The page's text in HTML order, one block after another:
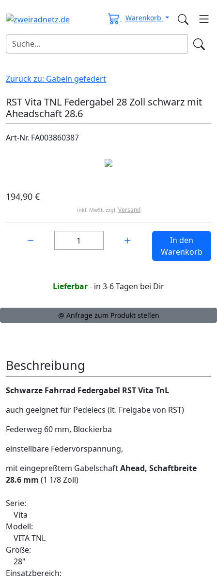
Warenkorb
Zurück zu: Gabeln gefedert
RST Vita TNL Federgabel 28 Zoll schwarz mit
Aheadschaft 28.6
Art-Nr. FA003860387
194,90 €
inkl. MwSt. zzgl. Versand
In den
Warenkorb
Lieferbar- in 3-6 Tagen bei Dir
@ Anfrage zum Produkt stellen
Beschreibung
Schwarze Fahrrad Federgabel RST Vita TnL
auch geeignet für Pedelecs (lt. Freigabe von RST)
Federweg 60 mm, Blockierba
einstellbare Federvorspannung,
mit eingepreßtem GabelschaftAhead, Schaftbreite
28.6 mm (1 1/8 Zoll)
Serie:
Vita
Modell:
VITA TNL
Größe:
28"
Einsatzbereich: